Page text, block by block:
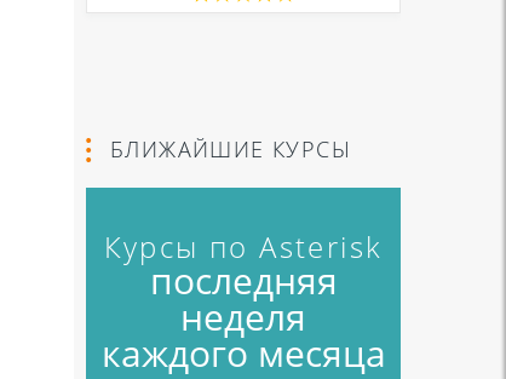
БЛИЖАЙШИЕ КУРСЫ
Курсы по Asterisk
последняя
неделя
каждого месяца